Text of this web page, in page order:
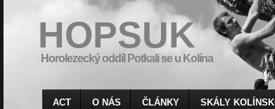
HOPSUK
Horolezecký oddíl Potkali se u Kolína
ACT O NÁS ČLÁNKY SKÁLY